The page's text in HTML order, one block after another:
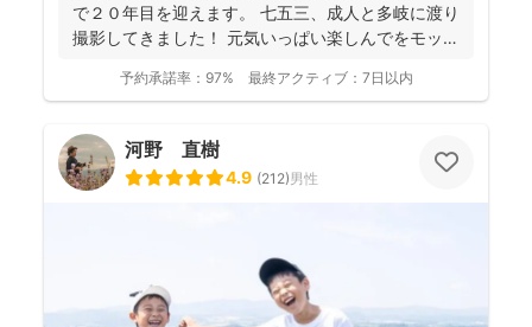
で２０年目を迎えます。 七五三、成人と多岐に渡り
撮影してきました！ 元気いっぱい楽しんでをモット
予約承諾率： 97% 最終アクティブ： 7日以内
河野 直樹
4.9 (212)男性